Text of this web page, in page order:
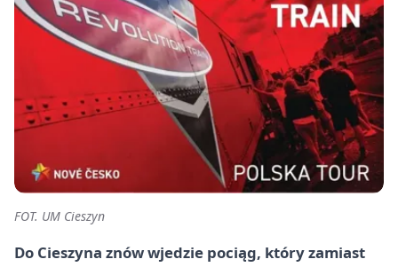
FOT. UM Cieszyn
Do Cieszyna znów wjedzie pociąg, który zamiast